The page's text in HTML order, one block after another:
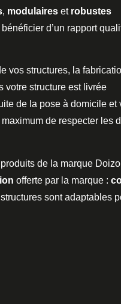
, modulaires et robustes
d’un rapport
vos structures, la
votre structure est livrée
de la pose à domicile et
de respecter les
de la marque
offerte par la marque :
sont adaptables